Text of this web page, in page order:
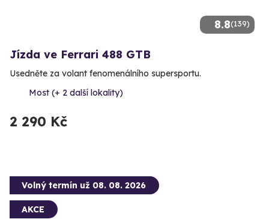
8.8(139)
Jízda ve Ferrari 488 GTB
Usedněte za volant fenomenálního supersportu.
Most (+ 2 další lokality)
2 290 Kč
Volný termín už 08. 08. 2026
AKCE